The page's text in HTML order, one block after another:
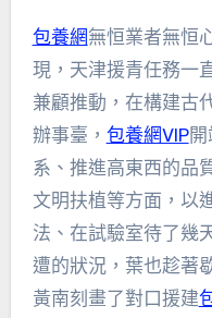
包養網無恒業者無恒
現，天津援青任務一
兼顧推動，在構建古
辦事臺， 包養網VIP開
系、推進高東西的品
文明扶植等方面，以
法、在試驗室待了幾
遭的狀況，葉也趁著
黃南刻畫了對口援建